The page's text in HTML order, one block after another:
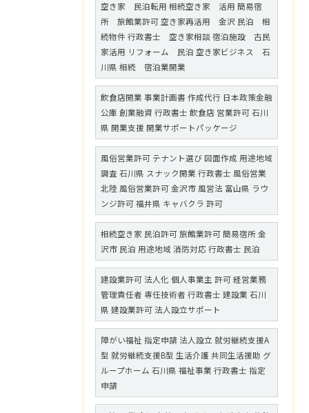
空き家 民泊転用 相続空き家 活用 簡易宿
所 旅館業許可 空き家再活用 金沢 民泊 相
続物件 行政書士 空き家相談 宿泊施設 古民
家活用 リフォーム 民泊 空き家ビジネス 石
川県 相続 宿泊業開業
飲食店開業 事業計画書 作成代行 日本政策金融
公庫 創業融資 行政書士 飲食店 営業許可 石川
県 開業支援 開業サポートパッケージ
風俗営業許可 テナント選び 図面作成 用途地域
調査 石川県 スナック開業 行政書士 風俗営業
北陸 風俗営業許可 金沢市 風営法 富山県 ラウ
ンジ許可 福井県 キャバクラ 許可
相続空き家 民泊許可 旅館業許可 簡易宿所 金
沢市 民泊 用途地域 消防対応 行政書士 民泊
建設業許可 法人化 個人事業主 許可 経営業務
管理責任者 専任技術者 行政書士 建設業 石川
県 建設業許可 法人設立サポート
障がい福祉 指定申請 法人設立 就労継続支援A
型 就労継続支援B型 生活介護 共同生活援助 グ
ループホーム 石川県 福祉事業 行政書士 指定
申請